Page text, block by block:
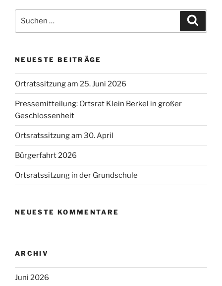
nach:
NEUESTE BEITRÄGE
Ortratssitzung am 25. Juni 2026
Pressemitteilung: Ortsrat Klein Berkel in großer
Geschlossenheit
Ortsratssitzung am 30. April
Bürgerfahrt 2026
Ortsratssitzung in der Grundschule
NEUESTE KOMMENTARE
ARCHIV
Juni 2026